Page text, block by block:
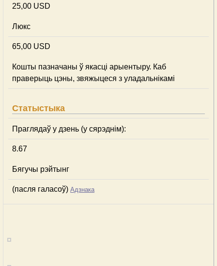
25,00 USD
Люкс
65,00 USD
Кошты пазначаны ў якасці арыентыру. Каб
праверыць цэны, звяжыцеся з уладальнікамі
Статыстыка
Праглядаў у дзень (у сярэднім):
8.67
Бягучы рэйтынг
(пасля галасоў) Адзнака